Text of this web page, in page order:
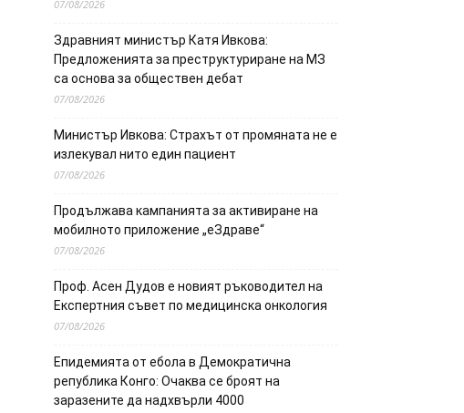
07/08/2026
Здравният министър Катя Ивкова:
Предложенията за преструктуриране на МЗ
са основа за обществен дебат
07/08/2026
Министър Ивкова: Страхът от промяната не е
излекувал нито един пациент
07/08/2026
Продължава кампанията за активиране на
мобилното приложение „еЗдраве“
07/08/2026
Проф. Асен Дудов е новият ръководител на
Експертния съвет по медицинска онкология
07/08/2026
Епидемията от ебола в Демократична
република Конго: Очаква се броят на
заразените да надхвърли 4000